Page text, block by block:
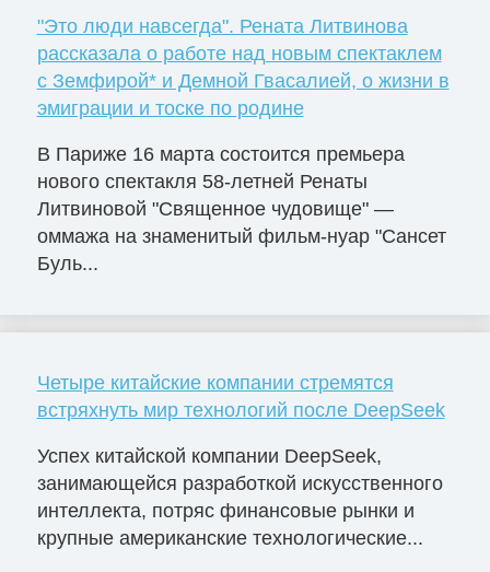
"Это люди навсегда". Рената Литвинова
рассказала о работе над новым спектаклем
с Земфирой* и Демной Гвасалией, о жизни в
эмиграции и тоске по родине
В Париже 16 марта состоится премьера
нового спектакля 58-летней Ренаты
Литвиновой "Священное чудовище" —
оммажа на знаменитый фильм-нуар "Сансет
Буль...
Четыре китайские компании стремятся
встряхнуть мир технологий после DeepSeek
Успех китайской компании DeepSeek,
занимающейся разработкой искусственного
интеллекта, потряс финансовые рынки и
крупные американские технологические...